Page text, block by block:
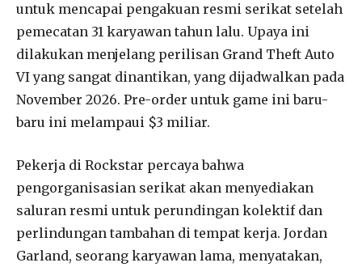
untuk mencapai pengakuan resmi serikat setelah
pemecatan 31 karyawan tahun lalu. Upaya ini
dilakukan menjelang perilisan Grand Theft Auto
VI yang sangat dinantikan, yang dijadwalkan pada
November 2026. Pre-order untuk game ini baru-
baru ini melampaui $3 miliar.
Pekerja di Rockstar percaya bahwa
pengorganisasian serikat akan menyediakan
saluran resmi untuk perundingan kolektif dan
perlindungan tambahan di tempat kerja. Jordan
Garland, seorang karyawan lama, menyatakan,